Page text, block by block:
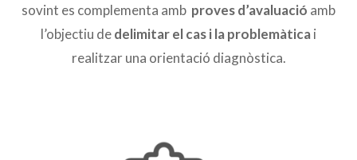
sovint es complementa amb proves d’avaluació amb
l’objectiu dedelimitar el cas i laproblemàticai
realitzar una orientació diagnòstica.